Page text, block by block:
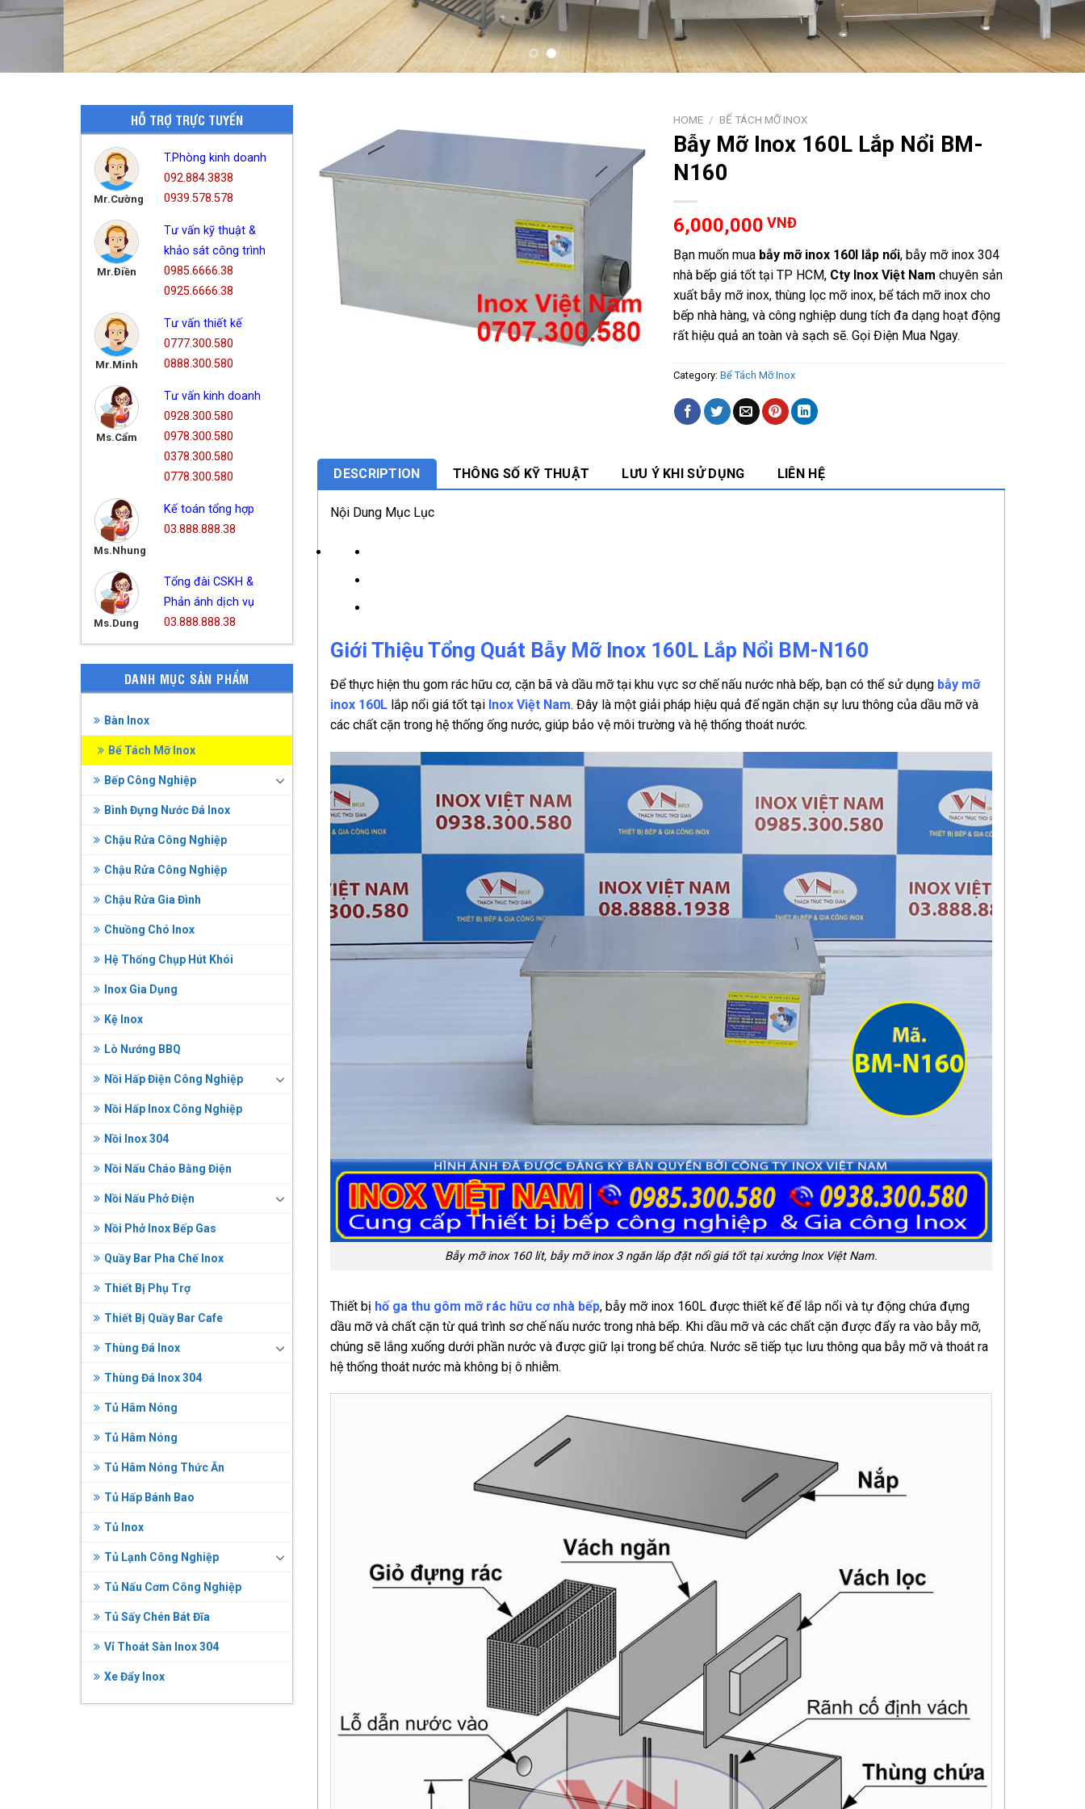
HỖ TRỢ TRỰC TUYẾN
Mr.Cường
T.Phòng kinh doanh
092.884.3838
0939.578.578
Mr.Điền
Tư vấn kỹ thuật &
khảo sát công trình
0985.6666.38
0925.6666.38
Mr.Minh
Tư vấn thiết kế
0777.300.580
0888.300.580
Ms.Cẩm
Tư vấn kinh doanh
0928.300.580
0978.300.580
0378.300.580
0778.300.580
Ms.Nhung
Kế toán tổng hợp
03.888.888.38
Ms.Dung
Tổng đài CSKH &
Phản ánh dịch vụ
03.888.888.38
DANH MỤC SẢN PHẨM
Bàn Inox
Bể Tách Mỡ Inox
Bếp Công Nghiệp
Bình Đựng Nước Đá Inox
Chậu Rửa Công Nghiệp
Chậu Rửa Công Nghiệp
Chậu Rửa Gia Đình
Chuồng Chó Inox
Hệ Thống Chụp Hút Khói
Inox Gia Dụng
Kệ Inox
Lò Nướng BBQ
Nồi Hấp Điện Công Nghiệp
Nồi Hấp Inox Công Nghiệp
Nồi Inox 304
Nồi Nấu Cháo Bằng Điện
Nồi Nấu Phở Điện
Nồi Phở Inox Bếp Gas
Quầy Bar Pha Chế Inox
Thiết Bị Phụ Trợ
Thiết Bị Quầy Bar Cafe
Thùng Đá Inox
Thùng Đá Inox 304
Tủ Hâm Nóng
Tủ Hâm Nóng
Tủ Hâm Nóng Thức Ăn
Tủ Hấp Bánh Bao
Tủ Inox
Tủ Lạnh Công Nghiệp
Tủ Nấu Cơm Công Nghiệp
Tủ Sấy Chén Bát Đĩa
Vỉ Thoát Sàn Inox 304
Xe Đẩy Inox
HOME / BỂ TÁCH MỠ INOX
Bẫy Mỡ Inox 160L Lắp Nổi BM-
N160
6,000,000 VNĐ
Bạn muốn mua bẫy mỡ inox 160l lắp nổi, bẫy mỡ inox 304
nhà bếp giá tốt tại TP HCM, Cty Inox Việt Nam chuyên sản
xuất bẫy mỡ inox, thùng lọc mỡ inox, bể tách mỡ inox cho
bếp nhà hàng, và công nghiệp dung tích đa dạng hoạt động
rất hiệu quả an toàn và sạch sẽ. Gọi Điện Mua Ngay.
Category: Bể Tách Mỡ Inox
DESCRIPTION THÔNG SỐ KỸ THUẬT LƯU Ý KHI SỬ DỤNG LIÊN HỆ
Nội Dung Mục Lục
Giới Thiệu Tổng Quát Bẫy Mỡ Inox 160L Lắp Nổi BM-N160
Để thực hiện thu gom rác hữu cơ, cặn bã và dầu mỡ tại khu vực sơ chế nấu nước nhà bếp, bạn có thể sử dụng bẫy mỡ
inox 160L lắp nổi giá tốt tại Inox Việt Nam. Đây là một giải pháp hiệu quả để ngăn chặn sự lưu thông của dầu mỡ và
các chất cặn trong hệ thống ống nước, giúp bảo vệ môi trường và hệ thống thoát nước.
Bẫy mỡ inox 160 lít, bẫy mỡ inox 3 ngăn lắp đặt nổi giá tốt tại xưởng Inox Việt Nam.
Thiết bị hố ga thu gôm mỡ rác hữu cơ nhà bếp, bẫy mỡ inox 160L được thiết kế để lắp nổi và tự động chứa đựng
dầu mỡ và chất cặn từ quá trình sơ chế nấu nước trong nhà bếp. Khi dầu mỡ và các chất cặn được đẩy ra vào bẫy mỡ,
chúng sẽ lắng xuống dưới phần nước và được giữ lại trong bể chứa. Nước sẽ tiếp tục lưu thông qua bẫy mỡ và thoát ra
hệ thống thoát nước mà không bị ô nhiễm.